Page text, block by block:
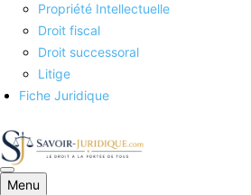
Propriété Intellectuelle
Droit fiscal
Droit successoral
Litige
Fiche Juridique
Menu